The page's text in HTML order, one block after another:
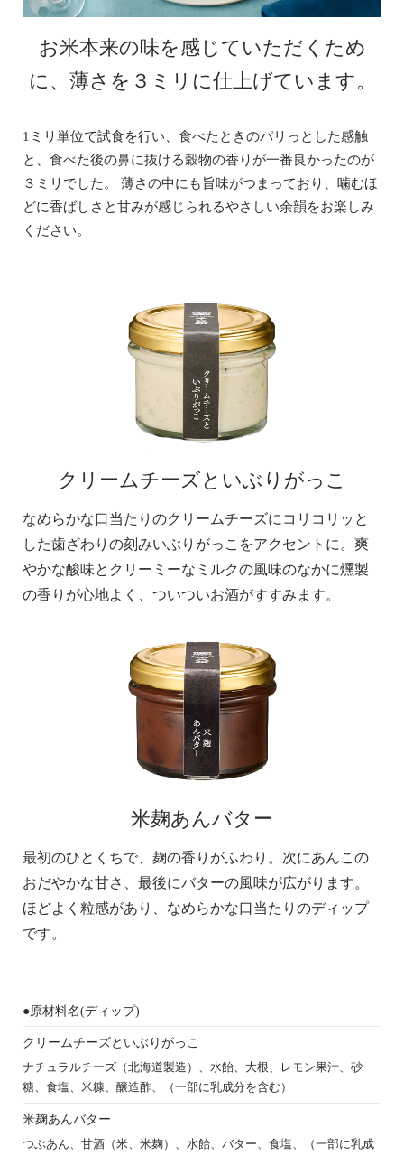
お米本来の味を感じていただくため
に、 薄さを３ミリに仕上げています。
1ミリ単位で試食を行い、食べたときのパリっとした感触
と、食べた後の鼻に抜ける穀物の香りが一番良かったのが
３ミリでした。 薄さの中にも旨味がつまっており、噛むほ
どに香ばしさと甘みが感じられるやさしい余韻をお楽しみ
ください。
クリームチーズといぶりがっこ
なめらかな口当たりのクリームチーズにコリコリッと
した歯ざわりの刻みいぶりがっこをアクセントに。爽
やかな酸味とクリーミーなミルクの風味のなかに燻製
の香りが心地よく、ついついお酒がすすみます。
米麹あんバター
最初のひとくちで、麹の香りがふわり。次にあんこの
おだやかな甘さ、最後にバターの風味が広がります。
ほどよく粒感があり、なめらかな口当たりのディップ
です。
●原材料名(ディップ)
クリームチーズといぶりがっこ
ナチュラルチーズ（北海道製造）、水飴、大根、レモン果汁、砂
糖、食塩、米糠、醸造酢、（一部に乳成分を含む）
米麹あんバター
つぶあん、甘酒（米、米麹）、水飴、バター、食塩、（一部に乳成